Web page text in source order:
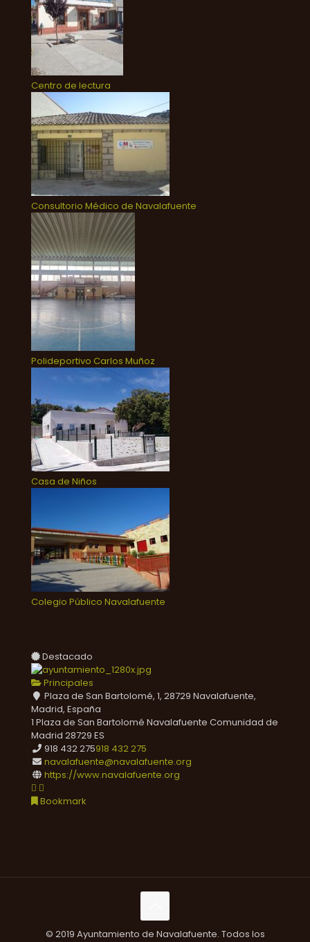
Centro de lectura
Consultorio Médico de Navalafuente
Polideportivo Carlos Muñoz
Casa de Niños
Colegio Público Navalafuente
Destacado
Principales
Plaza de San Bartolomé, 1, 28729 Navalafuente,
Madrid, España
1 Plaza de San Bartolomé Navalafuente Comunidad de
Madrid 28729 ES
918 432 275918 432 275
navalafuente@navalafuente.org
https://www.navalafuente.org
Bookmark
© 2019 Ayuntamiento de Navalafuente. Todos los